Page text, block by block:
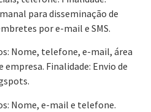
para disseminação de
por e-mail e SMS.
Nome, telefone, e-mail, área
Finalidade: Envio de
Nome, e-mail e telefone.